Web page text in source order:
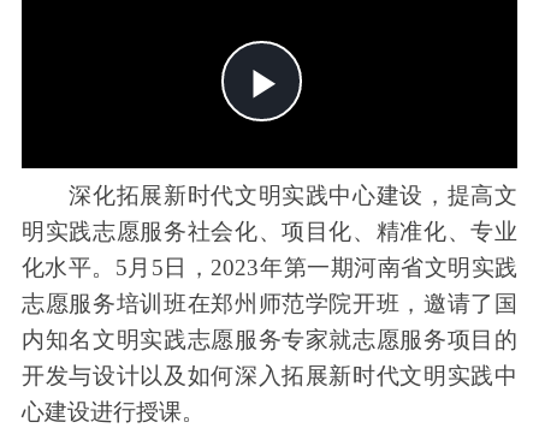
深化拓展新时代文明实践中心建设，提高文
明实践志愿服务社会化、项目化、精准化、专业
化水平。5月5日，2023年第一期河南省文明实践
志愿服务培训班在郑州师范学院开班，邀请了国
内知名文明实践志愿服务专家就志愿服务项目的
开发与设计以及如何深入拓展新时代文明实践中
心建设进行授课。